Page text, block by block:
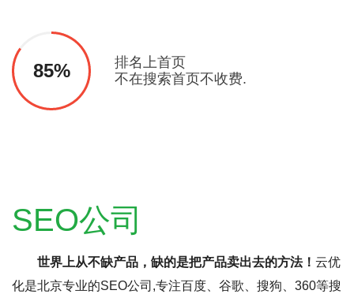
85%
排名上首页
不在搜索首页不收费.
SEO公司
世界上从不缺产品，缺的是把产品卖出去的方法！ 云优
化是北京专业的SEO公司,专注百度、谷歌、搜狗、360等搜